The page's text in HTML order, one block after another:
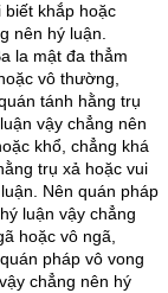
biết khắp hoặc
nên hý luận.
la mật đa thẳm
vô thường,
tánh hằng trụ
vậy chẳng nên
khổ, chẳng khá
trụ xả hoặc vui
Nên quán pháp
luận vậy chẳng
hoặc vô ngã,
pháp vô vong
chẳng nên hý